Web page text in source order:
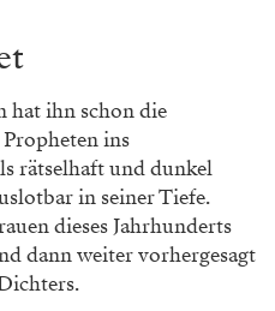
hat ihn schon die
ins
rätselhaft und dunkel
in seiner Tiefe.
dieses Jahrhunderts
dann weiter vorhergesagt